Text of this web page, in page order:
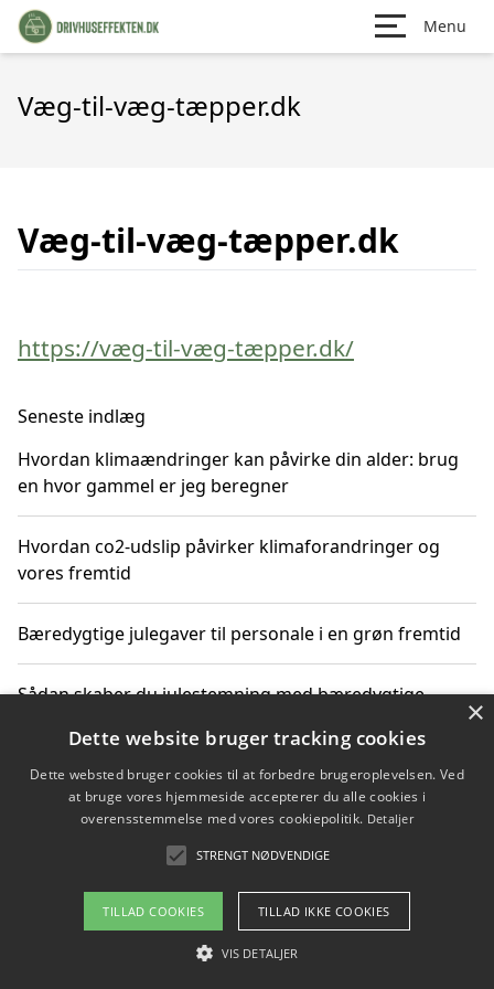
Menu
Væg-til-væg-tæpper.dk
Væg-til-væg-tæpper.dk
https://væg-til-væg-tæpper.dk/
Seneste indlæg
Hvordan klimaændringer kan påvirke din alder: brug
en hvor gammel er jeg beregner
Hvordan co2-udslip påvirker klimaforandringer og
vores fremtid
Bæredygtige julegaver til personale i en grøn fremtid
Sådan skaber du julestemning med bæredygtige
Sådan skaber du et bæredygtigt hjem med familien i
Copyright 2026 - Pilanto Aps
Om / kontakt
×
Dette website bruger tracking cookies
Dette websted bruger cookies til at forbedre brugeroplevelsen. Ved
at bruge vores hjemmeside accepterer du alle cookies i
overensstemmelse med vores cookiepolitik. Detaljer
STRENGT NØDVENDIGE
TILLAD COOKIES TILLAD IKKE COOKIES
VIS DETALJER